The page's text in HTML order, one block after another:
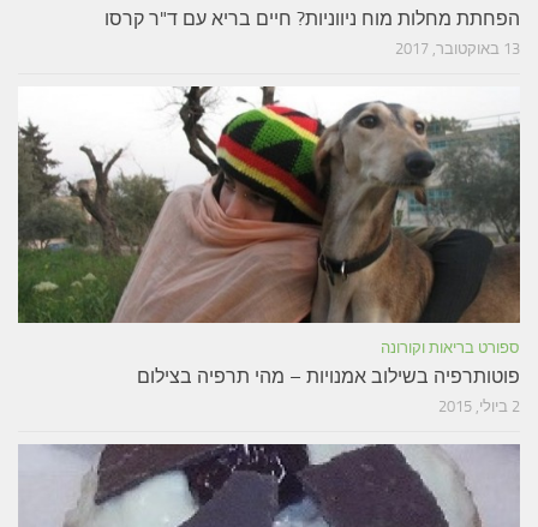
הפחתת מחלות מוח ניווניות? חיים בריא עם ד"ר קרסו
13 באוקטובר, 2017
ספורט בריאות וקורונה
פוטותרפיה בשילוב אמנויות – מהי תרפיה בצילום
2 ביולי, 2015